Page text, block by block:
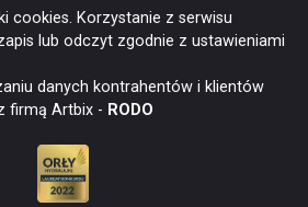
cookies. Korzystanie z serwisu
lub odczyt zgodnie z ustawieniami
danych kontrahentów i klientów
firmą Artbix - RODO